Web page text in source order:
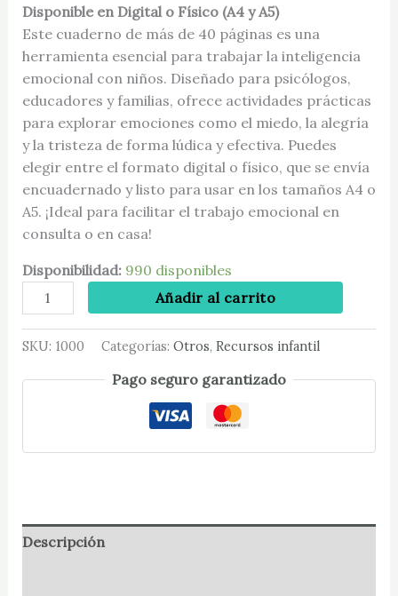
Disponible en Digital o Físico (A4 y A5)
Este cuaderno de más de 40 páginas es una
herramienta esencial para trabajar la inteligencia
emocional con niños. Diseñado para psicólogos,
educadores y familias, ofrece actividades prácticas
para explorar emociones como el miedo, la alegría
y la tristeza de forma lúdica y efectiva. Puedes
elegir entre el formato digital o físico, que se envía
encuadernado y listo para usar en los tamaños A4 o
A5. ¡Ideal para facilitar el trabajo emocional en
consulta o en casa!
Disponibilidad: 990 disponibles
Añadir al carrito
SKU: 1000 Categorías: Otros, Recursos infantil
Pago seguro garantizado
Descripción